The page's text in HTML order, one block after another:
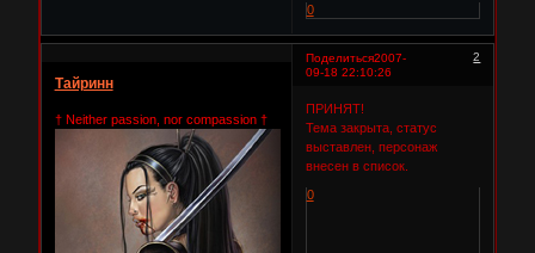
0
Поделиться 2
2007-
09-18 22:10:26
Тайринн
† Neither passion, nor compassion †
ПРИНЯТ!
Тема закрыта, статус
выставлен, персонаж
внесен в список.
0